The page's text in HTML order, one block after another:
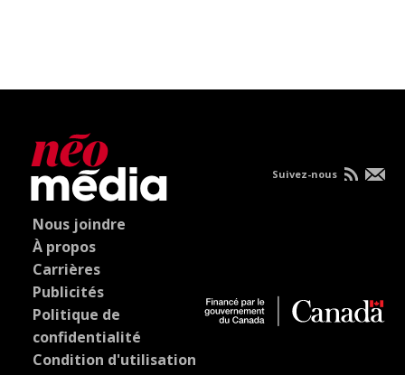
Nous joindre
À propos
Carrières
Publicités
Politique de
confidentialité
Condition d'utilisation
Suivez-nous